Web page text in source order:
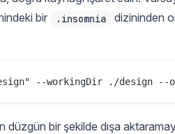
bir
.insomnia dizininden
düzgün bir şekilde dışa